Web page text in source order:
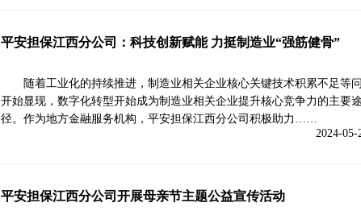
平安担保江西分公司：科技创新赋能 力挺制造业“强筋健骨”
随着工业化的持续推进，制造业相关企业核心关键技术积累不足等
开始显现，数字化转型开始成为制造业相关企业提升核心竞争力的主要途
径。作为地方金融服务机构，平安担保江西分公司积极助力……
2024-05-
平安担保江西分公司开展母亲节主题公益宣传活动